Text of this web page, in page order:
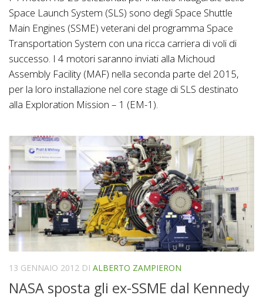
Space Launch System (SLS) sono degli Space Shuttle
Main Engines (SSME) veterani del programma Space
Transportation System con una ricca carriera di voli di
successo. I 4 motori saranno inviati alla Michoud
Assembly Facility (MAF) nella seconda parte del 2015,
per la loro installazione nel core stage di SLS destinato
alla Exploration Mission – 1 (EM-1).
13 GENNAIO 2012 DI ALBERTO ZAMPIERON
NASA sposta gli ex-SSME dal Kennedy